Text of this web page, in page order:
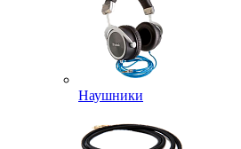
Наушники